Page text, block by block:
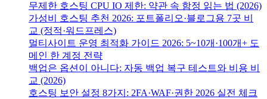
무제한 호스팅 CPU IO 제한: 약관 속 함정 읽는 법 (2026)
가성비 호스팅 추천 2026: 포트폴리오·블로그용 7곳 비
교 (정적·워드프레스)
멀티사이트 운영 최적화 가이드 2026: 5~10개·100개+ 도
메인 한 계정 전략
백업은 옵션이 아니다: 자동 백업 복구 테스트와 비용 비
교 (2026)
호스팅 보안 설정 8가지: 2FA·WAF·권한 2026 실전 체크